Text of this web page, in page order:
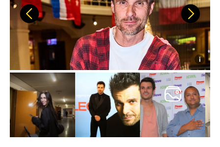
Předchozí Další